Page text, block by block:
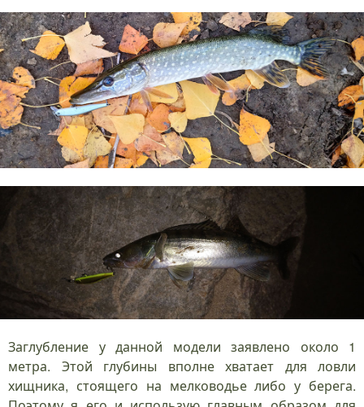
Заглубление у данной модели заявлено около 1
метра. Этой глубины вполне хватает для ловли
хищника, стоящего на мелководье либо у берега.